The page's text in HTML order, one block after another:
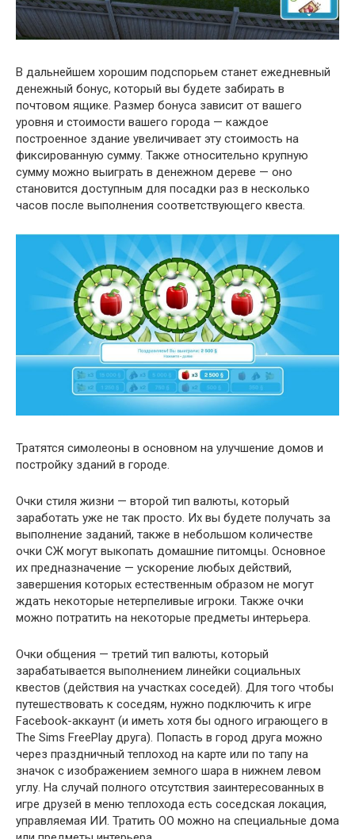
В дальнейшем хорошим подспорьем станет ежедневный
денежный бонус, который вы будете забирать в
почтовом ящике. Размер бонуса зависит от вашего
уровня и стоимости вашего города — каждое
построенное здание увеличивает эту стоимость на
фиксированную сумму. Также относительно крупную
сумму можно выиграть в денежном дереве — оно
становится доступным для посадки раз в несколько
часов после выполнения соответствующего квеста.
Тратятся симолеоны в основном на улучшение домов и
постройку зданий в городе.
Очки стиля жизни — второй тип валюты, который
заработать уже не так просто. Их вы будете получать за
выполнение заданий, также в небольшом количестве
очки СЖ могут выкопать домашние питомцы. Основное
их предназначение — ускорение любых действий,
завершения которых естественным образом не могут
ждать некоторые нетерпеливые игроки. Также очки
можно потратить на некоторые предметы интерьера.
Очки общения — третий тип валюты, который
зарабатывается выполнением линейки социальных
квестов (действия на участках соседей). Для того чтобы
путешествовать к соседям, нужно подключить к игре
Facebook-аккаунт (и иметь хотя бы одного играющего в
The Sims FreePlay друга). Попасть в город друга можно
через праздничный теплоход на карте или по тапу на
значок с изображением земного шара в нижнем левом
углу. На случай полного отсутствия заинтересованных в
игре друзей в меню теплохода есть соседская локация,
управляемая ИИ. Тратить ОО можно на специальные дома